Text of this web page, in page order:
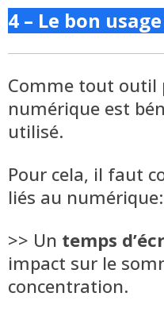
4 – Le bon
Comme tout outil
numérique est
utilisé.
Pour cela, il faut
liés au numérique:
>> Un temps
impact sur le
concentration.